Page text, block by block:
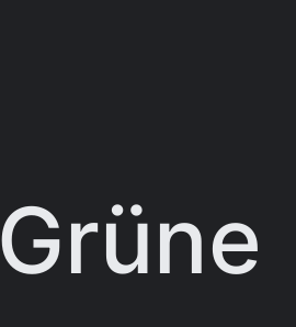
Grüne